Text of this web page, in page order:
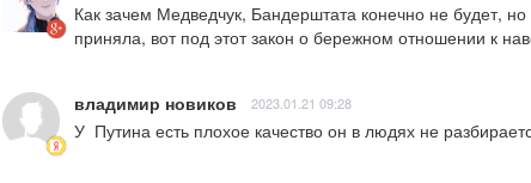
Как зачем Медведчук, Бандерштата конечно не будет,
приняла, вот под этот закон о бережном отношении к
владимир новиков 2023.01.21 09:28
У  Путина есть плохое качество он в людях не